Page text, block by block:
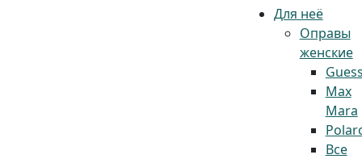
Для неё
Оправы
женские
Guess
Max
Mara
Все